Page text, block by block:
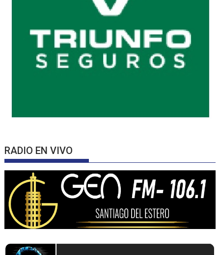
RADIO EN VIVO